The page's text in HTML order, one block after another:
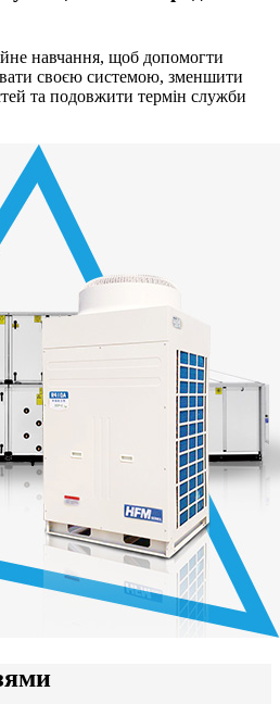
навчання, щоб допомогти
своєю системою, зменшити
та подовжити термін служби